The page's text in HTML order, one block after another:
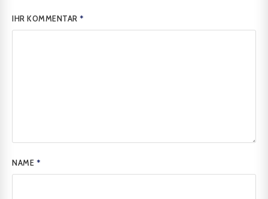
IHR KOMMENTAR*
NAME *